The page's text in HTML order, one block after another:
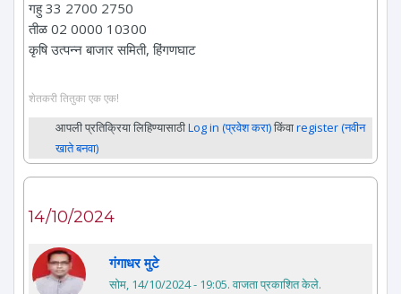
गहु 33 2700 2750
तीळ 02 0000 10300
कृषि उत्पन्न बाजार समिती, हिंगणघाट
शेतकरी तितुका एक एक!
आपली प्रतिक्रिया लिहिण्यासाठीLog in (प्रवेश करा)किंवाregister (नवीन
खाते बनवा)
14/10/2024
गंगाधर मुटे
सोम, 14/10/2024 - 19:05. वाजता प्रकाशित केले.